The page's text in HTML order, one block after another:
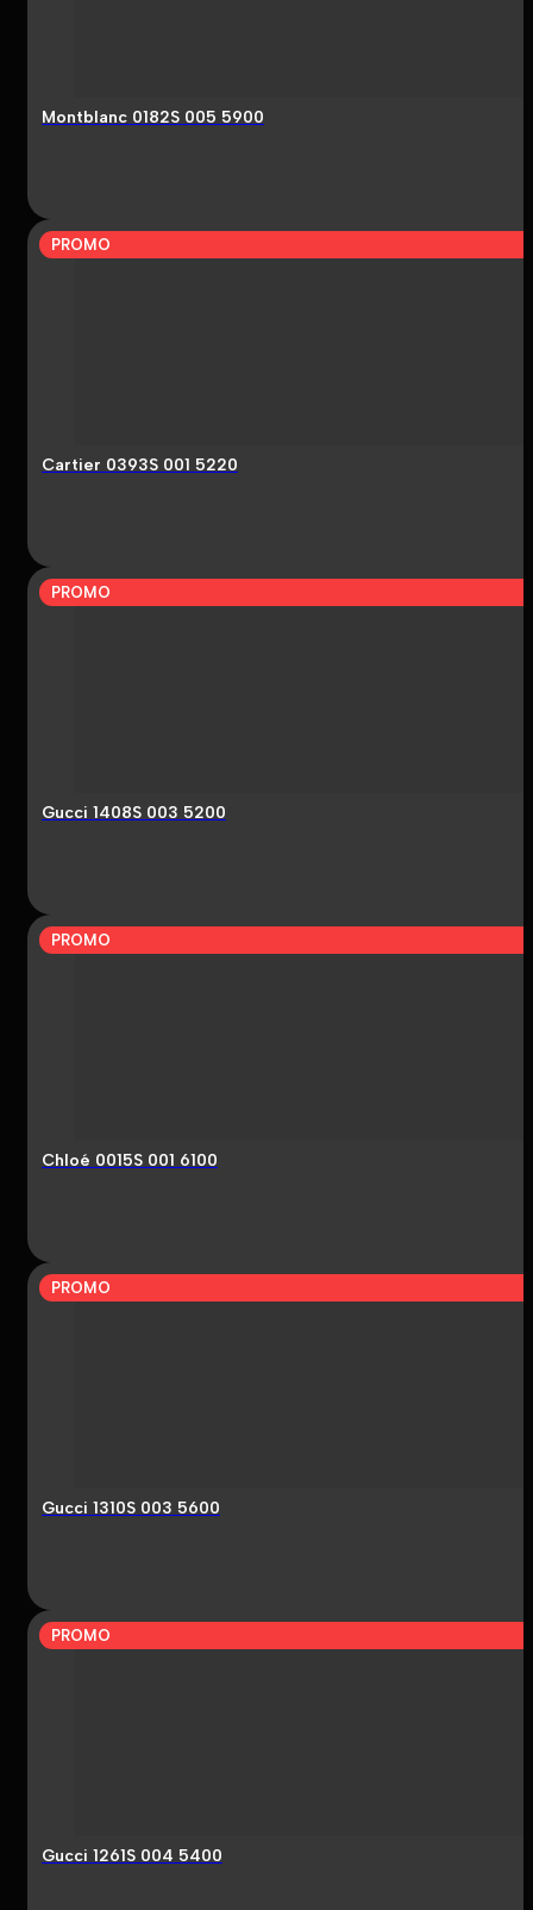
Montblanc 0182S 005 5900
PROMO
Cartier 0393S 001 5220
PROMO
Gucci 1408S 003 5200
PROMO
Chloé 0015S 001 6100
PROMO
Gucci 1310S 003 5600
PROMO
Gucci 1261S 004 5400